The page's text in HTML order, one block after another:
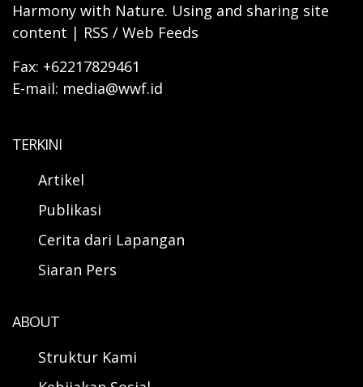
Harmony with Nature. Using and sharing site
content | RSS / Web Feeds
Fax: +62217829461
E-mail: media@wwf.id
TERKINI
Artikel
Publikasi
Cerita dari Lapangan
Siaran Pers
ABOUT
Struktur Kami